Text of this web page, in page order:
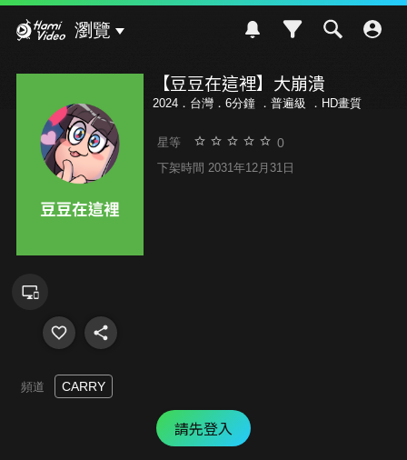
瀏覽
【豆豆在這裡】大崩潰
2024．台灣．6分鐘 ． 普遍級 ．HD畫質
星等 0
下架時間 2031年12月31日
頻道 CARRY
請先登入